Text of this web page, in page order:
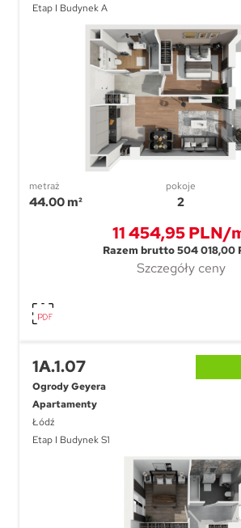
Etap I Budynek A
metraż
44.00 m²
pokoje
2
11 454,95 PLN/
Razem brutto 504 018,00
Szczegóły ceny
1A.1.07
Ogrody Geyera
Apartamenty
Łódź
Etap I Budynek S1